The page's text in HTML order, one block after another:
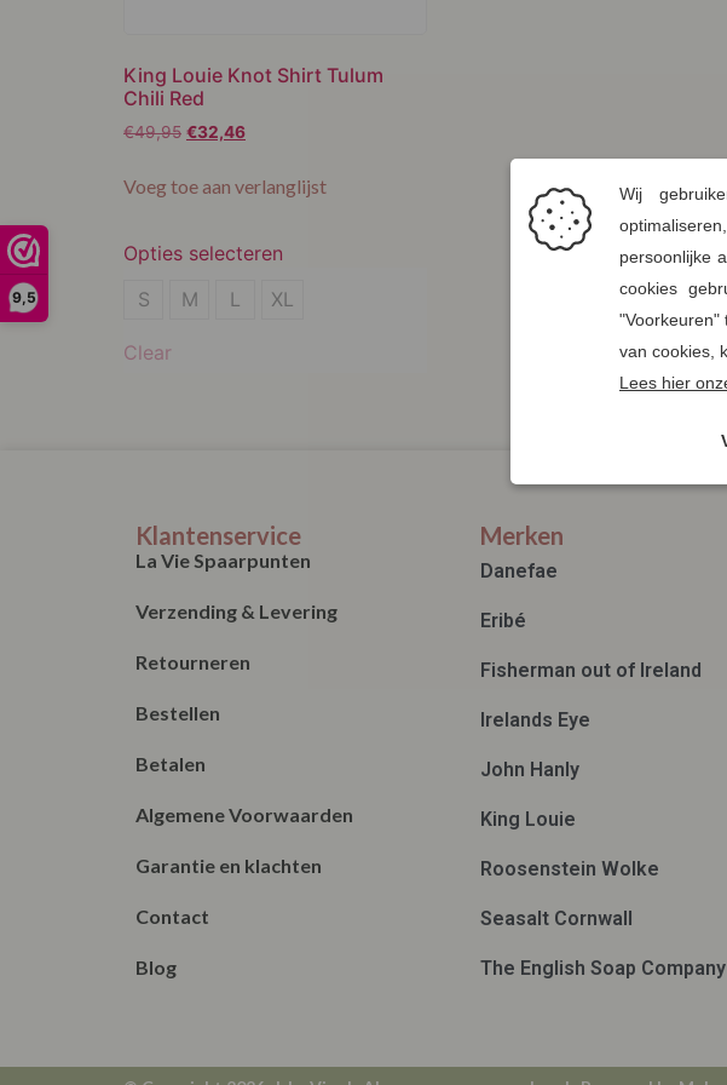
9,5
King Louie Knot Shirt Tulum
Chili Red
€49,95 €32,46
Voeg toe aan verlanglijst
Opties selecteren
S
S M L XL
Clear
Klantenservice
La Vie Spaarpunten
Verzending & Levering
Retourneren
Bestellen
Betalen
Algemene Voorwaarden
Garantie en klachten
Contact
Blog
Merken
Danefae
Eribé
Fisherman out of Ireland
Irelands Eye
John Hanly
King Louie
Roosenstein Wolke
Seasalt Cornwall
The English Soap Company